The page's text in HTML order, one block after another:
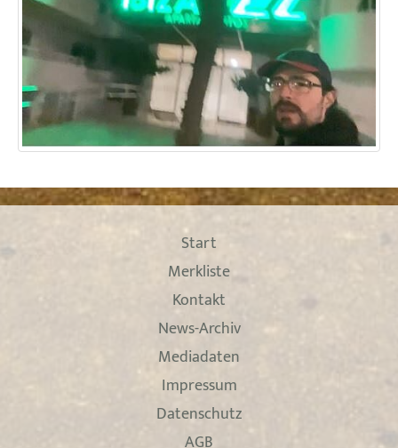
Start
Merkliste
Kontakt
News-Archiv
Mediadaten
Impressum
Datenschutz